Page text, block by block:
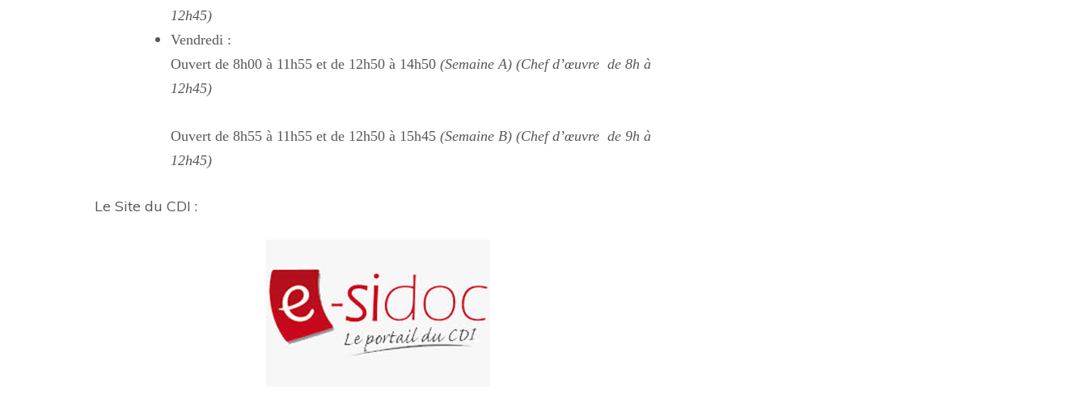
12h45)
Vendredi :
Ouvert de 8h00 à 11h55 et de 12h50 à 14h50 (Semaine A) (Chef d’œuvre de 8h à
12h45)
Ouvert de 8h55 à 11h55 et de 12h50 à 15h45 (Semaine B) (Chef d’œuvre de 9h à
12h45)
Le Site du CDI :